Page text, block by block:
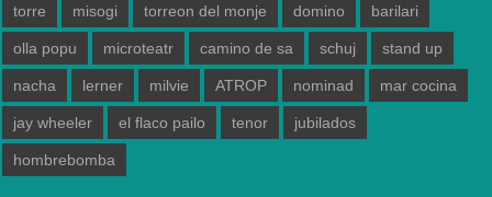
torre misogi torreon del monje domino barilari
olla popu microteatr camino de sa schuj stand up
nacha lerner milvie ATROP nominad mar cocina
jay wheeler el flaco pailo tenor jubilados
hombrebomba